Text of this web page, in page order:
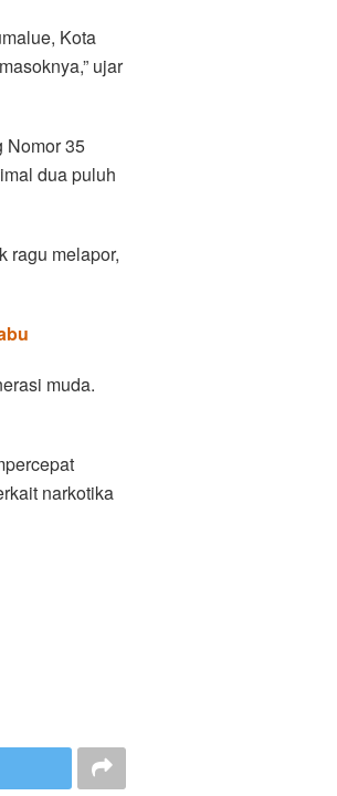
Kota
ujar
Nomor 35
dua puluh
ragu melapor,
muda.
narkotika